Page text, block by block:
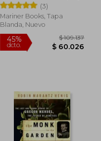
(3)
Mariner Books, Tapa
Blanda, Nuevo